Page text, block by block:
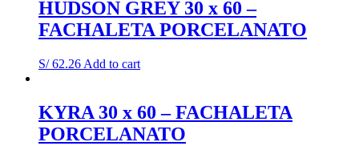
HUDSON GREY 30 x 60 –
FACHALETA PORCELANATO
S/62.26 Add to cart
KYRA 30 x 60 – FACHALETA
PORCELANATO